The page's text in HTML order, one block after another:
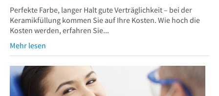
Perfekte Farbe, langer Halt gute Verträglichkeit – bei der
Keramikfüllung kommen Sie auf Ihre Kosten. Wie hoch die
Kosten werden, erfahren Sie...
Mehr lesen